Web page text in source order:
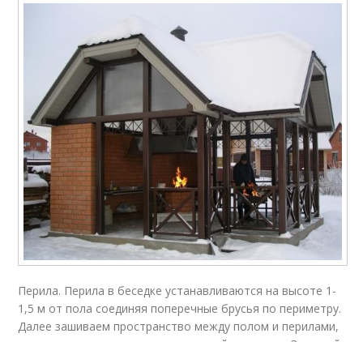
Перила. Перила в беседке устанавливаются на высоте 1-
1,5 м от пола соединяя поперечные брусья по периметру.
Далее зашиваем пространство между полом и перилами,